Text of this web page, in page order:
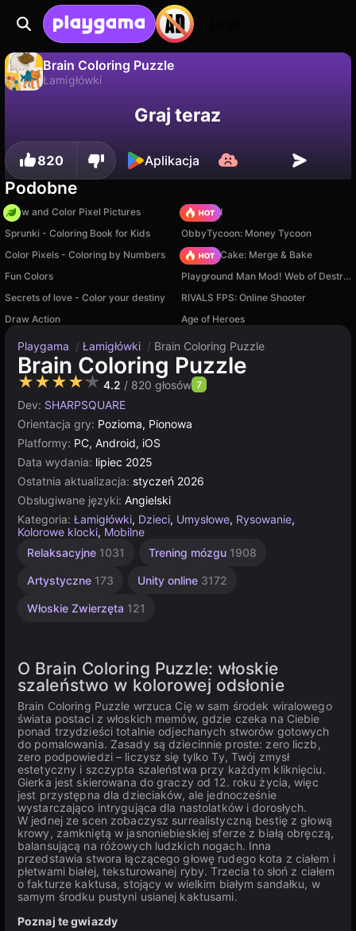
Brain Coloring Puzzle
Łamigłówki
Zapisz postępy! Nie
Graj teraz
820 Aplikacja
Podobne
Draw and Color Pixel Pictures
TB World
Sprunki - Coloring Book for Kids
ObbyTycoon: Money Tycoon
Color Pixels - Coloring by Numbers
Piece of Cake: Merge & Bake
Fun Colors
Playground Man Mod! Web of Destruction!
Secrets of love - Color your destiny
RIVALS FPS: Online Shooter
Draw Action
Age of Heroes
Playgama / Łamigłówki / Brain Coloring Puzzle
Brain Coloring Puzzle
★★★★★ 4.2 / 820 głosów 7
Dev: SHARPSQUARE
Orientacja gry: Pozioma, Pionowa
Platformy: PC, Android, iOS
Data wydania: lipiec 2025
Ostatnia aktualizacja: styczeń 2026
Obsługiwane języki: Angielski
Kategoria: Łamigłówki, Dzieci, Umysłowe, Rysowanie,
Kolorowe klocki, Mobilne
Relaksacyjne 1031 Trening mózgu 1908
Artystyczne 173 Unity online 3172
Włoskie Zwierzęta 121
O Brain Coloring Puzzle: włoskie
szaleństwo w kolorowej odsłonie
Brain Coloring Puzzle wrzuca Cię w sam środek wiralowego
świata postaci z włoskich memów, gdzie czeka na Ciebie
ponad trzydzieści totalnie odjechanych stworów gotowych
do pomalowania. Zasady są dziecinnie proste: zero liczb,
zero podpowiedzi – liczysz się tylko Ty, Twój zmysł
estetyczny i szczypta szaleństwa przy każdym kliknięciu.
Gierka jest skierowana do graczy od 12. roku życia, więc
jest przystępna dla dzieciaków, ale jednocześnie
wystarczająco intrygująca dla nastolatków i dorosłych.
W jednej ze scen zobaczysz surrealistyczną bestię z głową
krowy, zamkniętą w jasnoniebieskiej sferze z białą obręczą,
balansującą na różowych ludzkich nogach. Inna
przedstawia stwora łączącego głowę rudego kota z ciałem i
płetwami białej, teksturowanej ryby. Trzecia to słoń z ciałem
o fakturze kaktusa, stojący w wielkim białym sandałku, w
samym środku pustyni usianej kaktusami.
Poznaj te gwiazdy